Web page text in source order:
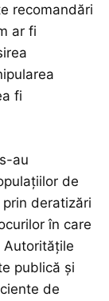
recomandări
ar fi
fi
au
de
deratizări
în care
Autoritățile
publică și
de